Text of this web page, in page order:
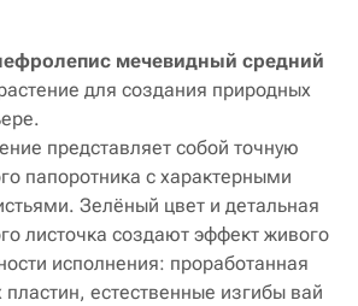
мечевидный средний
для создания природных
представляет собой точную
папоротника с характерными
Зелёный цвет и детальная
листочка создают эффект живого
исполнения: проработанная
пластин, естественные изгибы вай